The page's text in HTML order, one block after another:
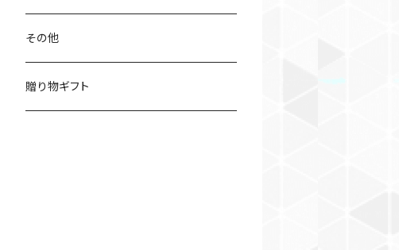
その他
贈り物ギフト